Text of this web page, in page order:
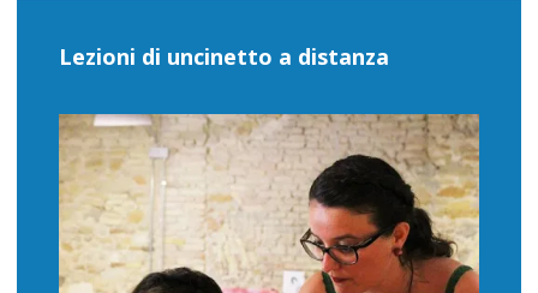
Lezioni di uncinetto a distanza